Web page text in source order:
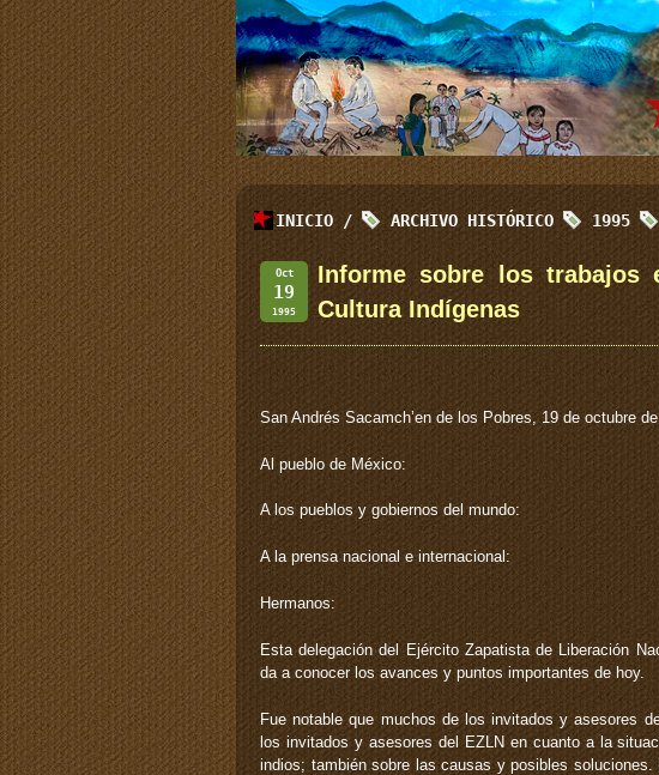
INICIO / ARCHIVO HISTÓRICO 1995
Oct
19
1995
Informe sobre los trabajos
Cultura Indígenas
San Andrés Sacamch’en de los Pobres, 19 de octubre
Al pueblo de México:
A los pueblos y gobiernos del mundo:
A la prensa nacional e internacional:
Hermanos:
Esta delegación del Ejército Zapatista de Liberación
da a conocer los avances y puntos importantes de hoy.
Fue notable que muchos de los invitados y asesores
los invitados y asesores del EZLN en cuanto a la
indios; también sobre las causas y posibles